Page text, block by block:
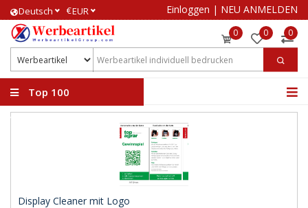
Deutsch €EUR Einloggen | NEU ANMELDEN
0 0 0
Top 100
Werbeartikel
Display Cleaner mit Logo